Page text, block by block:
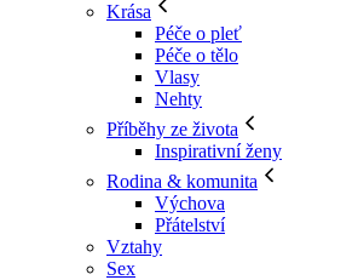
Krása
Péče o pleť
Péče o tělo
Vlasy
Nehty
Příběhy ze života
Inspirativní ženy
Rodina & komunita
Výchova
Přátelství
Vztahy
Sex